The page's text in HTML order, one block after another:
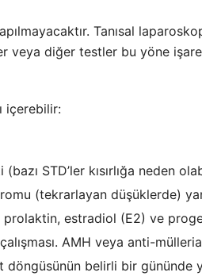
Tanısal
veya diğer testler bu yöne
içerebilir:
STD’ler kısırlığa neden
(tekrarlayan düşüklerde)
prolaktin, estradiol (E2) ve
AMH veya anti-
döngüsünün belirli bir gününde